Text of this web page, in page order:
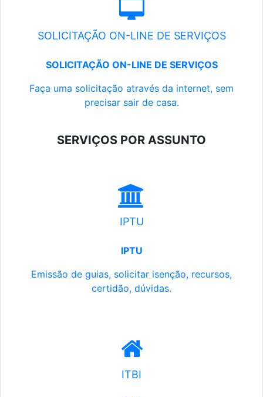
SOLICITAÇÃO ON-LINE DE SERVIÇOS
SOLICITAÇÃO ON-LINE DE SERVIÇOS
Faça uma solicitação através da internet, sem
precisar sair de casa.
SERVIÇOS POR ASSUNTO
IPTU
IPTU
Emissão de guias, solicitar isenção, recursos,
certidão, dúvidas.
ITBI